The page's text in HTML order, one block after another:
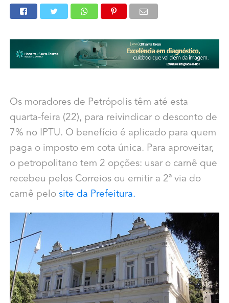
Os moradores de Petrópolis têm até esta
quarta-feira (22), para reivindicar o desconto de
7% no IPTU. O benefício é aplicado para quem
paga o imposto em cota única. Para aproveitar,
o petropolitano tem 2 opções: usar o carnê que
recebeu pelos Correios ou emitir a 2ª via do
carnê pelo site da Prefeitura.